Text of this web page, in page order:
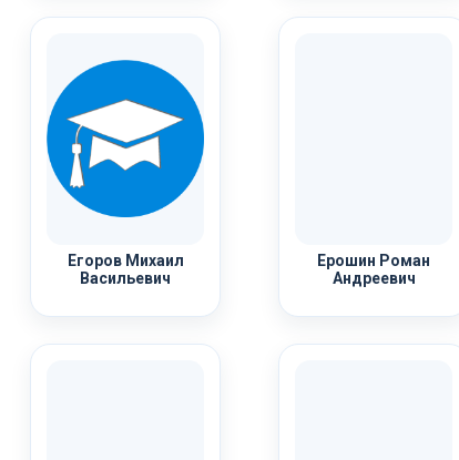
Егоров Михаил
Васильевич
Ерошин Роман
Андреевич